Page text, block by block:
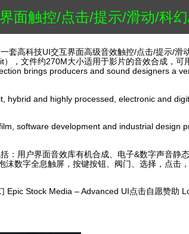
击/提示/滑动/科幻/冲击 Epic
套高科技UI交互界面高级音效触控/点击/提示/滑
，文件约270M大小适用于影片的音效合成，可
brings producers and sound designers a
and highly processed, electronic and
software development and industrial design
用户界面音效库有机合成、电子&数字声音静
数字全息触屏，按键按钮、阀门、选择，点击
Epic Stock Media – Advanced UI点击自愿赞助